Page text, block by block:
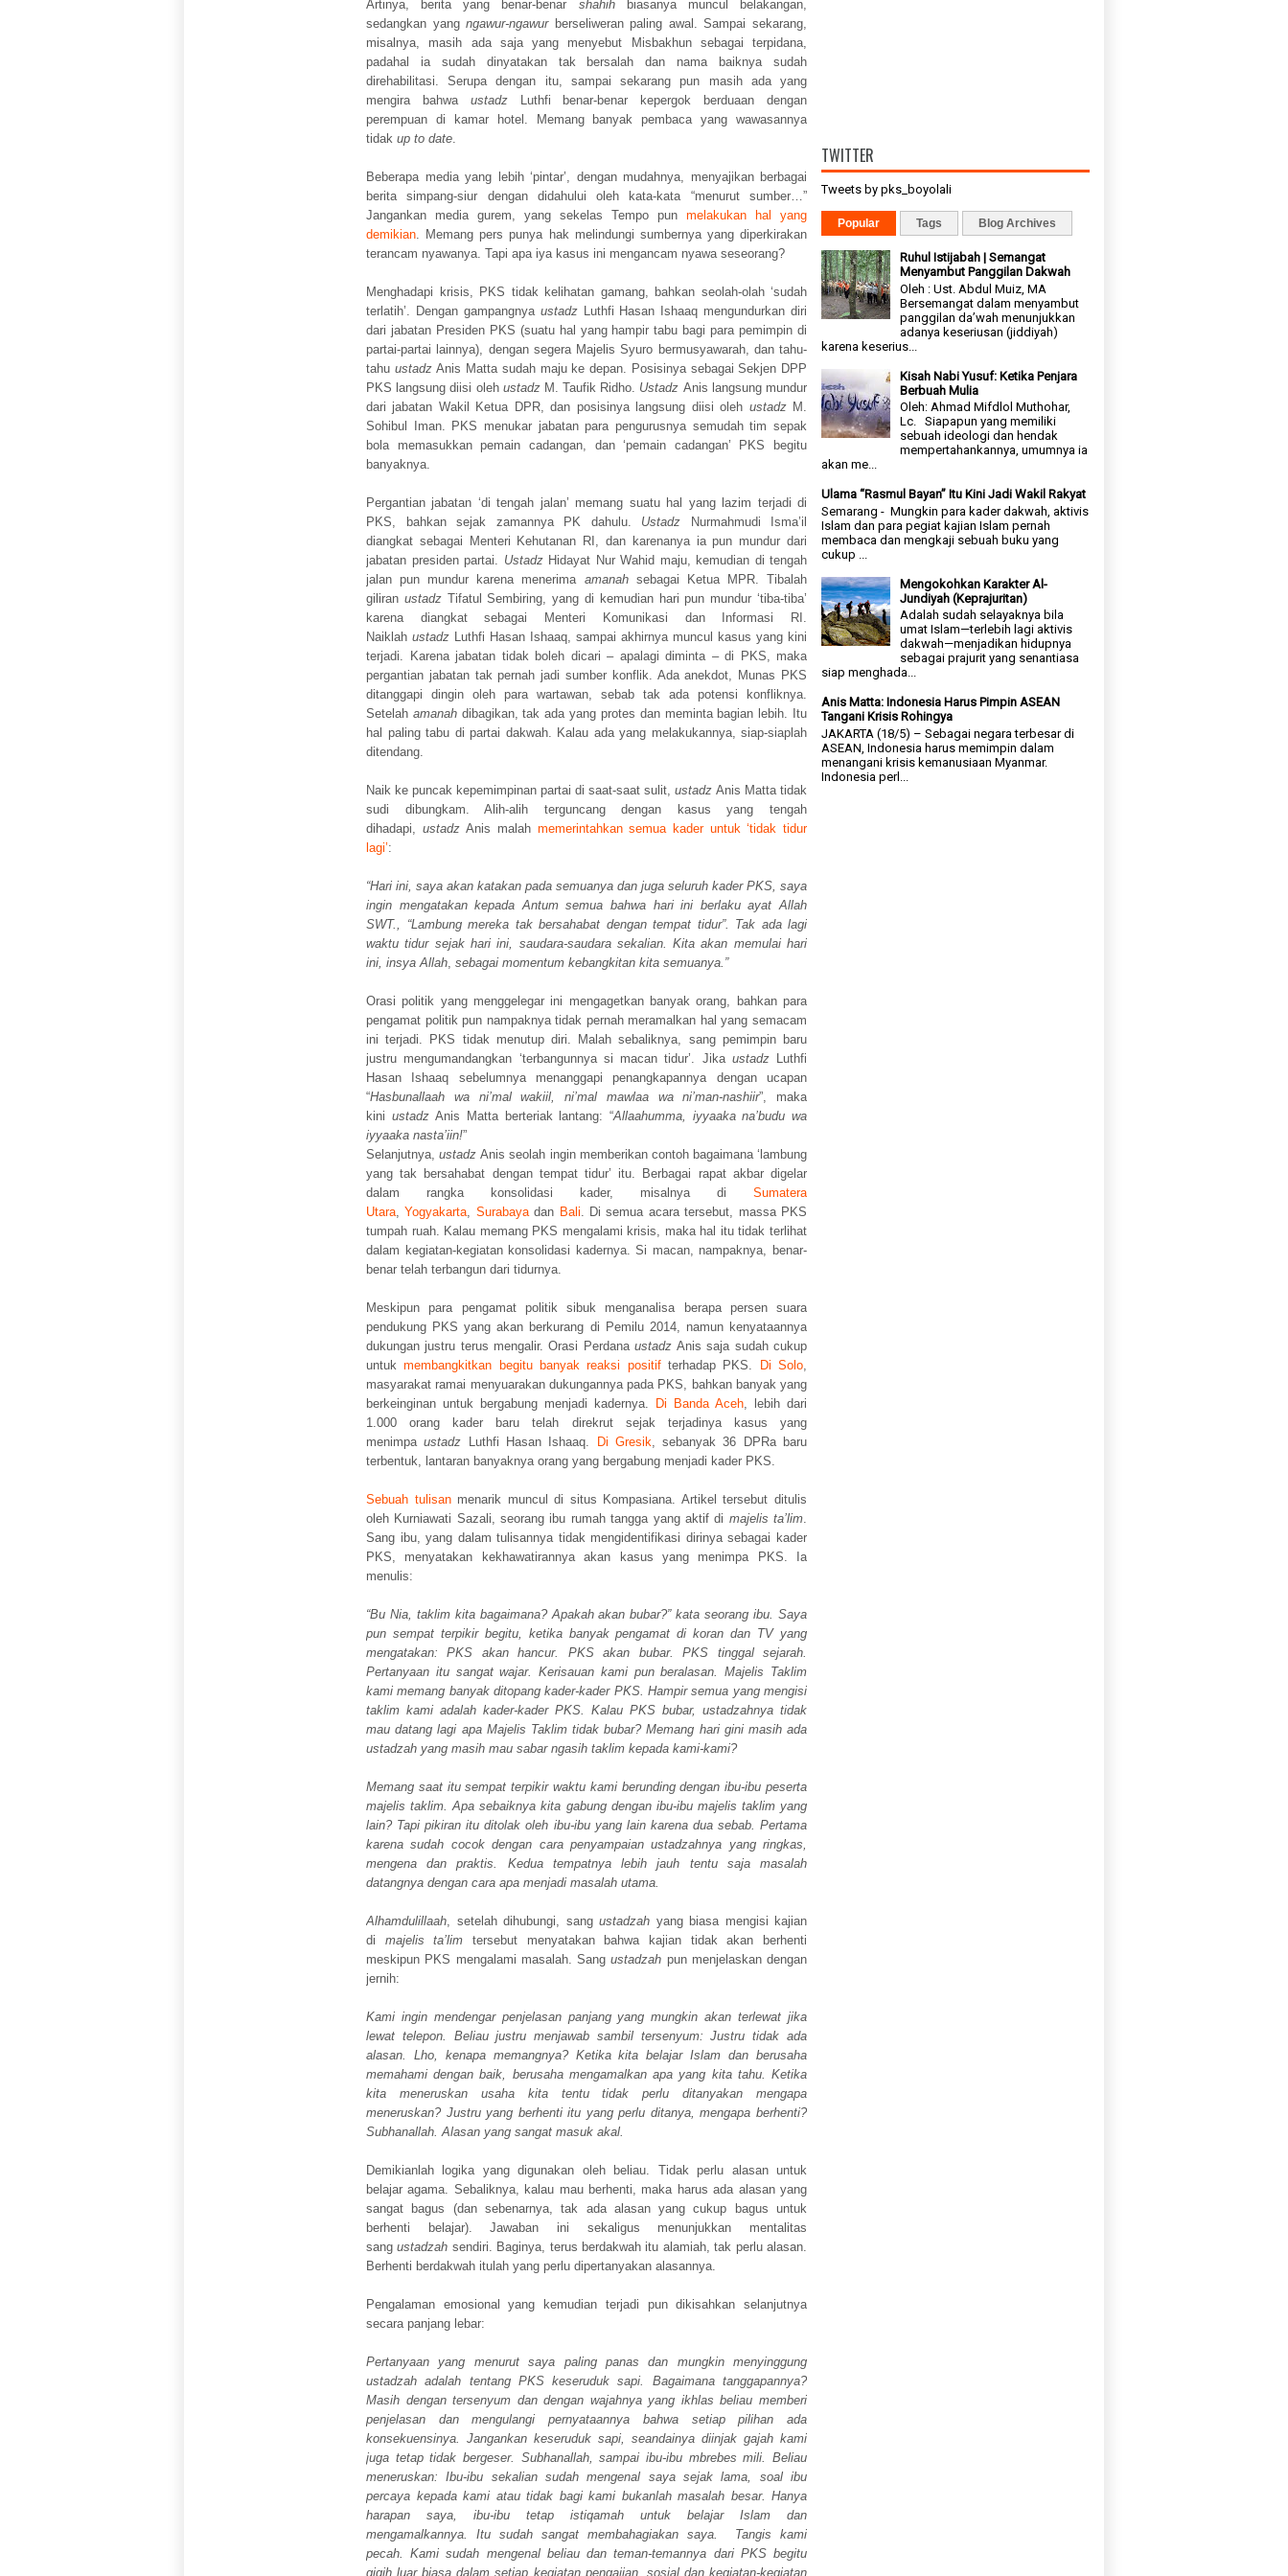
Artinya, berita yang benar-benar shahihbiasanya muncul belakangan,
sedangkan yangngawur-ngawurberseliweran paling awal. Sampai sekarang,
misalnya, masih ada saja yang menyebut Misbakhun sebagai terpidana,
padahal ia sudah dinyatakan tak bersalah dan nama baiknya sudah
direhabilitasi. Serupa dengan itu, sampai sekarang pun masih ada yang
mengira bahwa ustadzLuthfi benar-benar kepergok berduaan dengan
perempuan di kamar hotel. Memang banyak pembaca yang wawasannya
tidak up to date.
Beberapa media yang lebih ‘pintar’, dengan mudahnya, menyajikan berbagai
berita simpang-siur dengan didahului oleh kata-kata “menurut sumber…”
Jangankan media gurem, yang sekelas Tempo pun melakukan hal yang
demikian. Memang pers punya hak melindungi sumbernya yang diperkirakan
terancam nyawanya. Tapi apa iya kasus ini mengancam nyawa seseorang?
Menghadapi krisis, PKS tidak kelihatan gamang, bahkan seolah-olah ‘sudah
terlatih’. Dengan gampangnya ustadzLuthfi Hasan Ishaaq mengundurkan diri
dari jabatan Presiden PKS (suatu hal yang hampir tabu bagi para pemimpin di
partai-partai lainnya), dengan segera Majelis Syuro bermusyawarah, dan tahu-
tahu ustadzAnis Matta sudah maju ke depan. Posisinya sebagai Sekjen DPP
PKS langsung diisi oleh ustadzM. Taufik Ridho. Ustadz Anis langsung mundur
dari jabatan Wakil Ketua DPR, dan posisinya langsung diisi oleh ustadzM.
Sohibul Iman. PKS menukar jabatan para pengurusnya semudah tim sepak
bola memasukkan pemain cadangan, dan ‘pemain cadangan’ PKS begitu
banyaknya.
Pergantian jabatan ‘di tengah jalan’ memang suatu hal yang lazim terjadi di
PKS, bahkan sejak zamannya PK dahulu. Ustadz Nurmahmudi Isma’il
diangkat sebagai Menteri Kehutanan RI, dan karenanya ia pun mundur dari
jabatan presiden partai. UstadzHidayat Nur Wahid maju, kemudian di tengah
jalan pun mundur karena menerima amanahsebagai Ketua MPR. Tibalah
giliran ustadzTifatul Sembiring, yang di kemudian hari pun mundur ‘tiba-tiba’
karena diangkat sebagai Menteri Komunikasi dan Informasi RI.
Naiklah ustadz Luthfi Hasan Ishaaq, sampai akhirnya muncul kasus yang kini
terjadi. Karena jabatan tidak boleh dicari – apalagi diminta – di PKS, maka
pergantian jabatan tak pernah jadi sumber konflik. Ada anekdot, Munas PKS
ditanggapi dingin oleh para wartawan, sebab tak ada potensi konfliknya.
Setelah amanahdibagikan, tak ada yang protes dan meminta bagian lebih. Itu
hal paling tabu di partai dakwah. Kalau ada yang melakukannya, siap-siaplah
ditendang.
Naik ke puncak kepemimpinan partai di saat-saat sulit, ustadz Anis Matta tidak
sudi dibungkam. Alih-alih terguncang dengan kasus yang tengah
dihadapi, ustadzAnis malah memerintahkan semua kader untuk ‘tidak tidur
lagi’:
“Hari ini, saya akan katakan pada semuanya dan juga seluruh kader PKS, saya
ingin mengatakan kepada Antum semua bahwa hari ini berlaku ayat Allah
SWT., “Lambung mereka tak bersahabat dengan tempat tidur”. Tak ada lagi
waktu tidur sejak hari ini, saudara-saudara sekalian. Kita akan memulai hari
ini, insya Allah, sebagai momentum kebangkitan kita semuanya.”
Orasi politik yang menggelegar ini mengagetkan banyak orang, bahkan para
pengamat politik pun nampaknya tidak pernah meramalkan hal yang semacam
ini terjadi. PKS tidak menutup diri. Malah sebaliknya, sang pemimpin baru
justru mengumandangkan ‘terbangunnya si macan tidur’. Jika ustadzLuthfi
Hasan Ishaaq sebelumnya menanggapi penangkapannya dengan ucapan
“Hasbunallaah wa ni’mal wakiil, ni’mal mawlaa wa ni’man-nashiir”, maka
kini ustadzAnis Matta berteriak lantang: “Allaahumma, iyyaaka na’budu wa
iyyaaka nasta’iin!”
Selanjutnya,ustadz Anis seolah ingin memberikan contoh bagaimana ‘lambung
yang tak bersahabat dengan tempat tidur’ itu. Berbagai rapat akbar digelar
dalam rangka konsolidasi kader, misalnya di Sumatera
Utara,Yogyakarta, Surabayadan Bali. Di semua acara tersebut, massa PKS
tumpah ruah. Kalau memang PKS mengalami krisis, maka hal itu tidak terlihat
dalam kegiatan-kegiatan konsolidasi kadernya. Si macan, nampaknya, benar-
benar telah terbangun dari tidurnya.
Meskipun para pengamat politik sibuk menganalisa berapa persen suara
pendukung PKS yang akan berkurang di Pemilu 2014, namun kenyataannya
dukungan justru terus mengalir. Orasi Perdana ustadzAnis saja sudah cukup
untukmembangkitkan begitu banyak reaksi positifterhadap PKS. Di Solo,
masyarakat ramai menyuarakan dukungannya pada PKS, bahkan banyak yang
berkeinginan untuk bergabung menjadi kadernya.
Di Banda Aceh, lebih dari
1.000 orang kader baru telah direkrut sejak terjadinya kasus yang
menimpaustadz Luthfi Hasan Ishaaq. Di Gresik, sebanyak 36 DPRa baru
terbentuk, lantaran banyaknya orang yang bergabung menjadi kader PKS.
Sebuah tulisanmenarik muncul di situs Kompasiana. Artikel tersebut ditulis
oleh Kurniawati Sazali, seorang ibu rumah tangga yang aktif di majelis ta’lim.
Sang ibu, yang dalam tulisannya tidak mengidentifikasi dirinya sebagai kader
PKS, menyatakan kekhawatirannya akan kasus yang menimpa PKS. Ia
menulis:
“Bu Nia, taklim kita bagaimana? Apakah akan bubar?” kata seorang ibu. Saya
pun sempat terpikir begitu, ketika banyak pengamat di koran dan TV yang
mengatakan: PKS akan hancur. PKS akan bubar. PKS tinggal sejarah.
Pertanyaan itu sangat wajar. Kerisauan kami pun beralasan. Majelis Taklim
kami memang banyak ditopang kader-kader PKS. Hampir semua yang mengisi
taklim kami adalah kader-kader PKS. Kalau PKS bubar, ustadzahnya tidak
mau datang lagi apa Majelis Taklim tidak bubar? Memang hari gini masih ada
ustadzah yang masih mau sabar ngasih taklim kepada kami-kami?
Memang saat itu sempat terpikir waktu kami berunding dengan ibu-ibu peserta
majelis taklim. Apa sebaiknya kita gabung dengan ibu-ibu majelis taklim yang
lain? Tapi pikiran itu ditolak oleh ibu-ibu yang lain karena dua sebab. Pertama
karena sudah cocok dengan cara penyampaian ustadzahnya yang ringkas,
mengena dan praktis. Kedua tempatnya lebih jauh tentu saja masalah
datangnya dengan cara apa menjadi masalah utama.
Alhamdulillaah, setelah dihubungi, sang ustadzah yang biasa mengisi kajian
di majelis ta’lim tersebut menyatakan bahwa kajian tidak akan berhenti
meskipun PKS mengalami masalah. Sangustadzah pun menjelaskan dengan
jernih:
Kami ingin mendengar penjelasan panjang yang mungkin akan terlewat jika
lewat telepon. Beliau justru menjawab sambil tersenyum: Justru tidak ada
alasan. Lho, kenapa memangnya? Ketika kita belajar Islam dan berusaha
memahami dengan baik, berusaha mengamalkan apa yang kita tahu. Ketika
kita meneruskan usaha kita tentu tidak perlu ditanyakan mengapa
meneruskan? Justru yang berhenti itu yang perlu ditanya, mengapa berhenti?
Subhanallah. Alasan yang sangat masuk akal.
Demikianlah logika yang digunakan oleh beliau. Tidak perlu alasan untuk
belajar agama. Sebaliknya, kalau mau berhenti, maka harus ada alasan yang
sangat bagus (dan sebenarnya, tak ada alasan yang cukup bagus untuk
berhenti belajar). Jawaban ini sekaligus menunjukkan mentalitas
sangustadzah sendiri. Baginya, terus berdakwah itu alamiah, tak perlu alasan.
Berhenti berdakwah itulah yang perlu dipertanyakan alasannya.
Pengalaman emosional yang kemudian terjadi pun dikisahkan selanjutnya
secara panjang lebar:
Pertanyaan yang menurut saya paling panas dan mungkin menyinggung
ustadzah adalah tentang PKS keseruduk sapi. Bagaimana tanggapannya?
Masih dengan tersenyum dan dengan wajahnya yang ikhlas beliau memberi
penjelasan dan mengulangi pernyataannya bahwa setiap pilihan ada
konsekuensinya. Jangankan keseruduk sapi, seandainya diinjak gajah kami
juga tetap tidak bergeser. Subhanallah, sampai ibu-ibu mbrebes mili. Beliau
meneruskan: Ibu-ibu sekalian sudah mengenal saya sejak lama, soal ibu
percaya kepada kami atau tidak bagi kami bukanlah masalah besar. Hanya
harapan saya, ibu-ibu tetap istiqamah untuk belajar Islam dan
mengamalkannya. Itu sudah sangat membahagiakan saya. Tangis kami
pecah. Kami sudah mengenal beliau dan teman-temannya dari PKS begitu
gigih luar biasa dalam setiap kegiatan pengajian, sosial dan kegiatan-kegiatan
TWITTER
Tweets by pks_boyolali
Popular Tags Blog Archives
Ruhul Istijabah | Semangat
Menyambut Panggilan Dakwah
Oleh : Ust. Abdul Muiz, MA
Bersemangat dalam menyambut
panggilan da’wah menunjukkan
adanya keseriusan (jiddiyah)
karena keserius...
Kisah Nabi Yusuf: Ketika Penjara
Berbuah Mulia
Oleh: Ahmad Mifdlol Muthohar,
Lc. Siapapun yang memiliki
sebuah ideologi dan hendak
mempertahankannya, umumnya ia
akan me...
Ulama “Rasmul Bayan” Itu Kini Jadi Wakil Rakyat
Semarang - Mungkin para kader dakwah, aktivis
Islam dan para pegiat kajian Islam pernah
membaca dan mengkaji sebuah buku yang
cukup ...
Mengokohkan Karakter Al-
Jundiyah (Keprajuritan)
Adalah sudah selayaknya bila
umat Islam—terlebih lagi aktivis
dakwah—menjadikan hidupnya
sebagai prajurit yang senantiasa
siap menghada...
Anis Matta: Indonesia Harus Pimpin ASEAN
Tangani Krisis Rohingya
JAKARTA (18/5) – Sebagai negara terbesar di
ASEAN, Indonesia harus memimpin dalam
menangani krisis kemanusiaan Myanmar.
Indonesia perl...